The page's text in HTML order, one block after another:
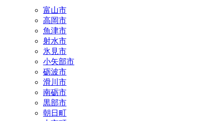
富山市
高岡市
魚津市
射水市
氷見市
小矢部市
砺波市
滑川市
南砺市
黒部市
朝日町